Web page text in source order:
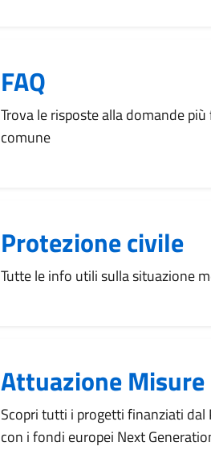
FAQ
Trova le risposte alla domande
comune
Protezione civile
Tutte le info utili sulla situazione
Attuazione
Scopri tutti i progetti finanziati dal
con i fondi europei Next